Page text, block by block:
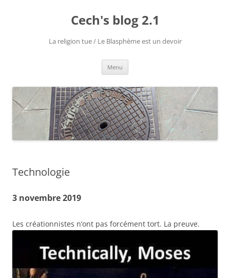
Cech's blog 2.1
La religion tue / Le Blasphème est un devoir
Menu
Technologie
3 novembre 2019
Les créationnistes n’ont pas forcément tort. La preuve.